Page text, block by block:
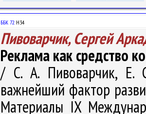
ББК 72.Н34
Пивоварчик, Сергей
Реклама как средство
/ С. А. Пивоварчик, Е.
важнейший фактор
Материалы IX